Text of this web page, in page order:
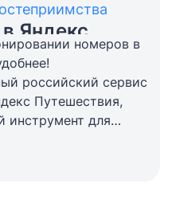
Яндекс
номеров в
российский сервис
Путешествия,
инструмент для
по номерам